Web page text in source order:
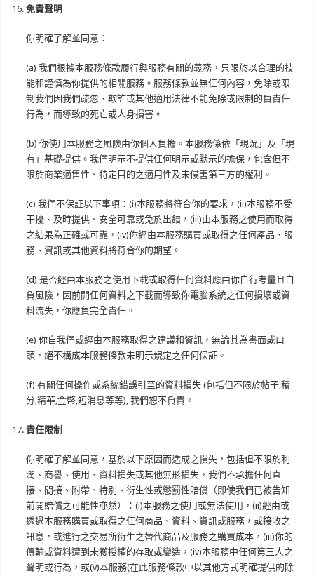
免責聲明
你明確了解並同意：
(a) 我們根據本服務條款履行與服務有關的義務，只限於以合理的技
能和謹慎為你提供的相關服務。服務條款並無任何內容，免除或限
制我們因我們疏忽、欺詐或其他適用法律不能免除或限制的負責任
行為，而導致的死亡或人身損害。
(b) 你使用本服務之風險由你個人負擔。本服務係依「現況」及「現
有」基礎提供。我們明示不提供任何明示或默示的擔保，包含但不
限於商業適售性、特定目的之適用性及未侵害第三方的權利。
(c) 我們不保証以下事項：(i)本服務將符合你的要求，(ii)本服務不受
干擾、及時提供、安全可靠或免於出錯，(iii)由本服務之使用而取得
之結果為正確或可靠，(iv)你經由本服務購買或取得之任何產品、服
務、資訊或其他資料將符合你的期望。
(d) 是否經由本服務之使用下載或取得任何資料應由你自行考量且自
負風險，因前開任何資料之下載而導致你電腦系統之任何損壞或資
料流失，你應負完全責任。
(e) 你自我們或經由本服務取得之建議和資訊，無論其為書面或口
頭，絕不構成本服務條款未明示規定之任何保証。
(f) 有關任何操作或系統錯誤引至的資料損失 (包括但不限於帖子,積
分,精華,金幣,短消息等等), 我們恕不負責。
責任限制
你明確了解並同意，基於以下原因而造成之損失，包括但不限於利
潤、商譽、使用、資料損失或其他無形損失，我們不承擔任何直
接、間接、附帶、特別、衍生性或懲罰性賠償（即使我們已被告知
前開賠償之可能性亦然）：(i)本服務之使用或無法使用，(ii)經由或
透過本服務購買或取得之任何商品、資料、資訊或服務，或接收之
訊息，或進行之交易所衍生之替代商品及服務之購買成本，(iii)你的
傳輸或資料遭到未獲授權的存取或變造，(iv)本服務中任何第三人之
聲明或行為，或(v)本服務(在此服務條款中以其他方式明確提供的除